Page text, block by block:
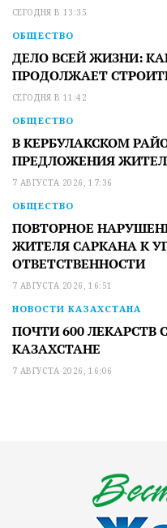
СЕГОДНЯ В 13:35
ОБЩЕСТВО
ДЕЛО ВСЕЙ ЖИЗНИ:
ПРОДОЛЖАЕТ
СЕГОДНЯ В 11:42
ОБЩЕСТВО
В КЕРБУЛАКСКОМ
ПРЕДЛОЖЕНИЯ
7 АВГУСТА 2026, 17:36
ОБЩЕСТВО
ПОВТОРНОЕ
ЖИТЕЛЯ САРКАНА К
ОТВЕТСТВЕННОСТИ
7 АВГУСТА 2026, 16:51
НОВОСТИ КАЗАХСТАНА
ПОЧТИ 600 ЛЕКАРСТВ
КАЗАХСТАНЕ
7 АВГУСТА 2026, 16:06